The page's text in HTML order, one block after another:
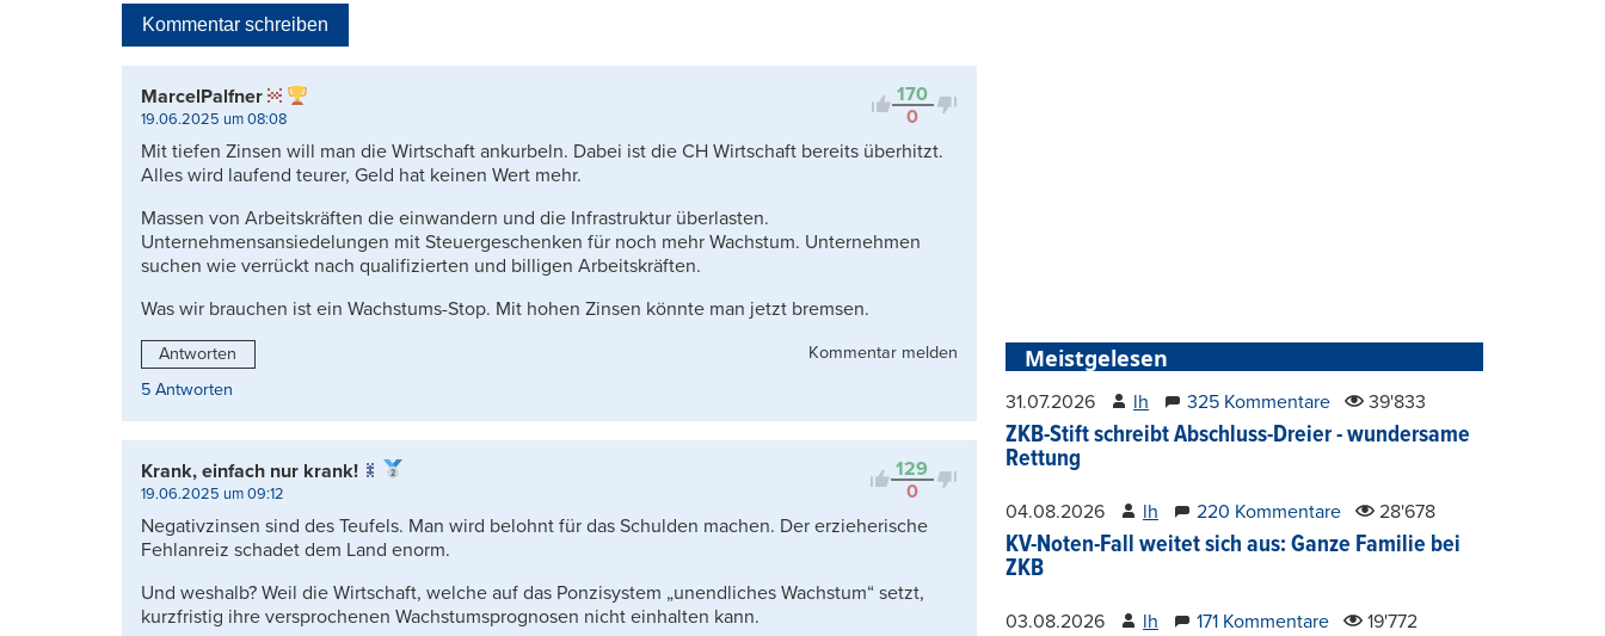
Kontrovers
Kommentar schreiben
170
0
MarcelPalfner
19.06.2025 um 08:08
Mit tiefen Zinsen will man die Wirtschaft ankurbeln. Dabei ist die CH Wirtschaft bereits überhitzt.
Alles wird laufend teurer, Geld hat keinen Wert mehr.
Massen von Arbeitskräften die einwandern und die Infrastruktur überlasten.
Unternehmensansiedelungen mit Steuergeschenken für noch mehr Wachstum. Unternehmen
suchen wie verrückt nach qualifizierten und billigen Arbeitskräften.
Was wir brauchen ist ein Wachstums-Stop. Mit hohen Zinsen könnte man jetzt bremsen.
Antworten
Kommentar melden
5 Antworten
129
0
Krank, einfach nur krank!
19.06.2025 um 09:12
Negativzinsen sind des Teufels. Man wird belohnt für das Schulden machen. Der erzieherische
Fehlanreiz schadet dem Land enorm.
Und weshalb? Weil die Wirtschaft, welche auf das Ponzisystem „unendliches Wachstum“ setzt,
kurzfristig ihre versprochenen Wachstumsprognosen nicht einhalten kann.
Meistgelesen
31.07.2026 lh 325 Kommentare 39'833
ZKB-Stift schreibt Abschluss-Dreier - wundersame
Rettung
04.08.2026 lh 220 Kommentare 28'678
KV-Noten-Fall weitet sich aus: Ganze Familie bei
ZKB
03.08.2026 lh 171 Kommentare 19'772